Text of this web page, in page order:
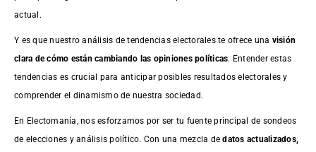
actual.
Y es que nuestro análisis de tendencias electorales te ofrece una visión
clara de cómo están cambiando las opiniones políticas. Entender estas
tendencias es crucial para anticipar posibles resultados electorales y
comprender el dinamismo de nuestra sociedad.
En Electomanía, nos esforzamos por ser tu fuente principal de sondeos
de elecciones y análisis político. Con una mezcla dedatos actualizados,